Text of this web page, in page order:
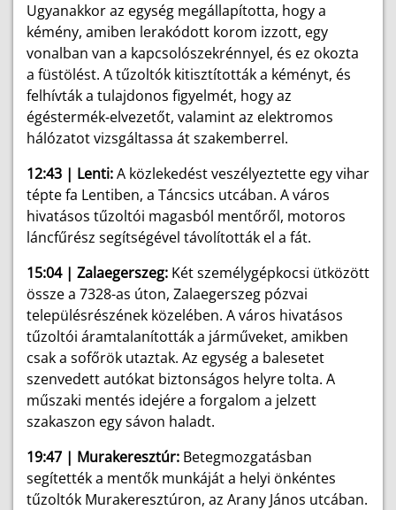
Ugyanakkor az egység megállapította, hogy a
kémény, amiben lerakódott korom izzott, egy
vonalban van a kapcsolószekrénnyel, és ez okozta
a füstölést. A tűzoltók kitisztították a kéményt, és
felhívták a tulajdonos figyelmét, hogy az
égéstermék-elvezetőt, valamint az elektromos
hálózatot vizsgáltassa át szakemberrel.
12:43 | Lenti:A közlekedést veszélyeztette egy vihar
tépte fa Lentiben, a Táncsics utcában. A város
hivatásos tűzoltói magasból mentőről, motoros
láncfűrész segítségével távolították el a fát.
15:04 | Zalaegerszeg: Két személygépkocsi ütközött
össze a 7328-as úton, Zalaegerszeg pózvai
településrészének közelében. A város hivatásos
tűzoltói áramtalanították a járműveket, amikben
csak a sofőrök utaztak. Az egység a balesetet
szenvedett autókat biztonságos helyre tolta. A
műszaki mentés idejére a forgalom a jelzett
szakaszon egy sávon haladt.
19:47 | Murakeresztúr: Betegmozgatásban
segítették a mentők munkáját a helyi önkéntes
tűzoltók Murakeresztúron, az Arany János utcában.